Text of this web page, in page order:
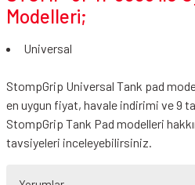
Modelleri;
Universal
StompGrip Universal Tank pad
en uygun fiyat, havale indirimi ve 9
StompGrip Tank Pad modelleri
tavsiyeleri inceleyebilirsiniz.